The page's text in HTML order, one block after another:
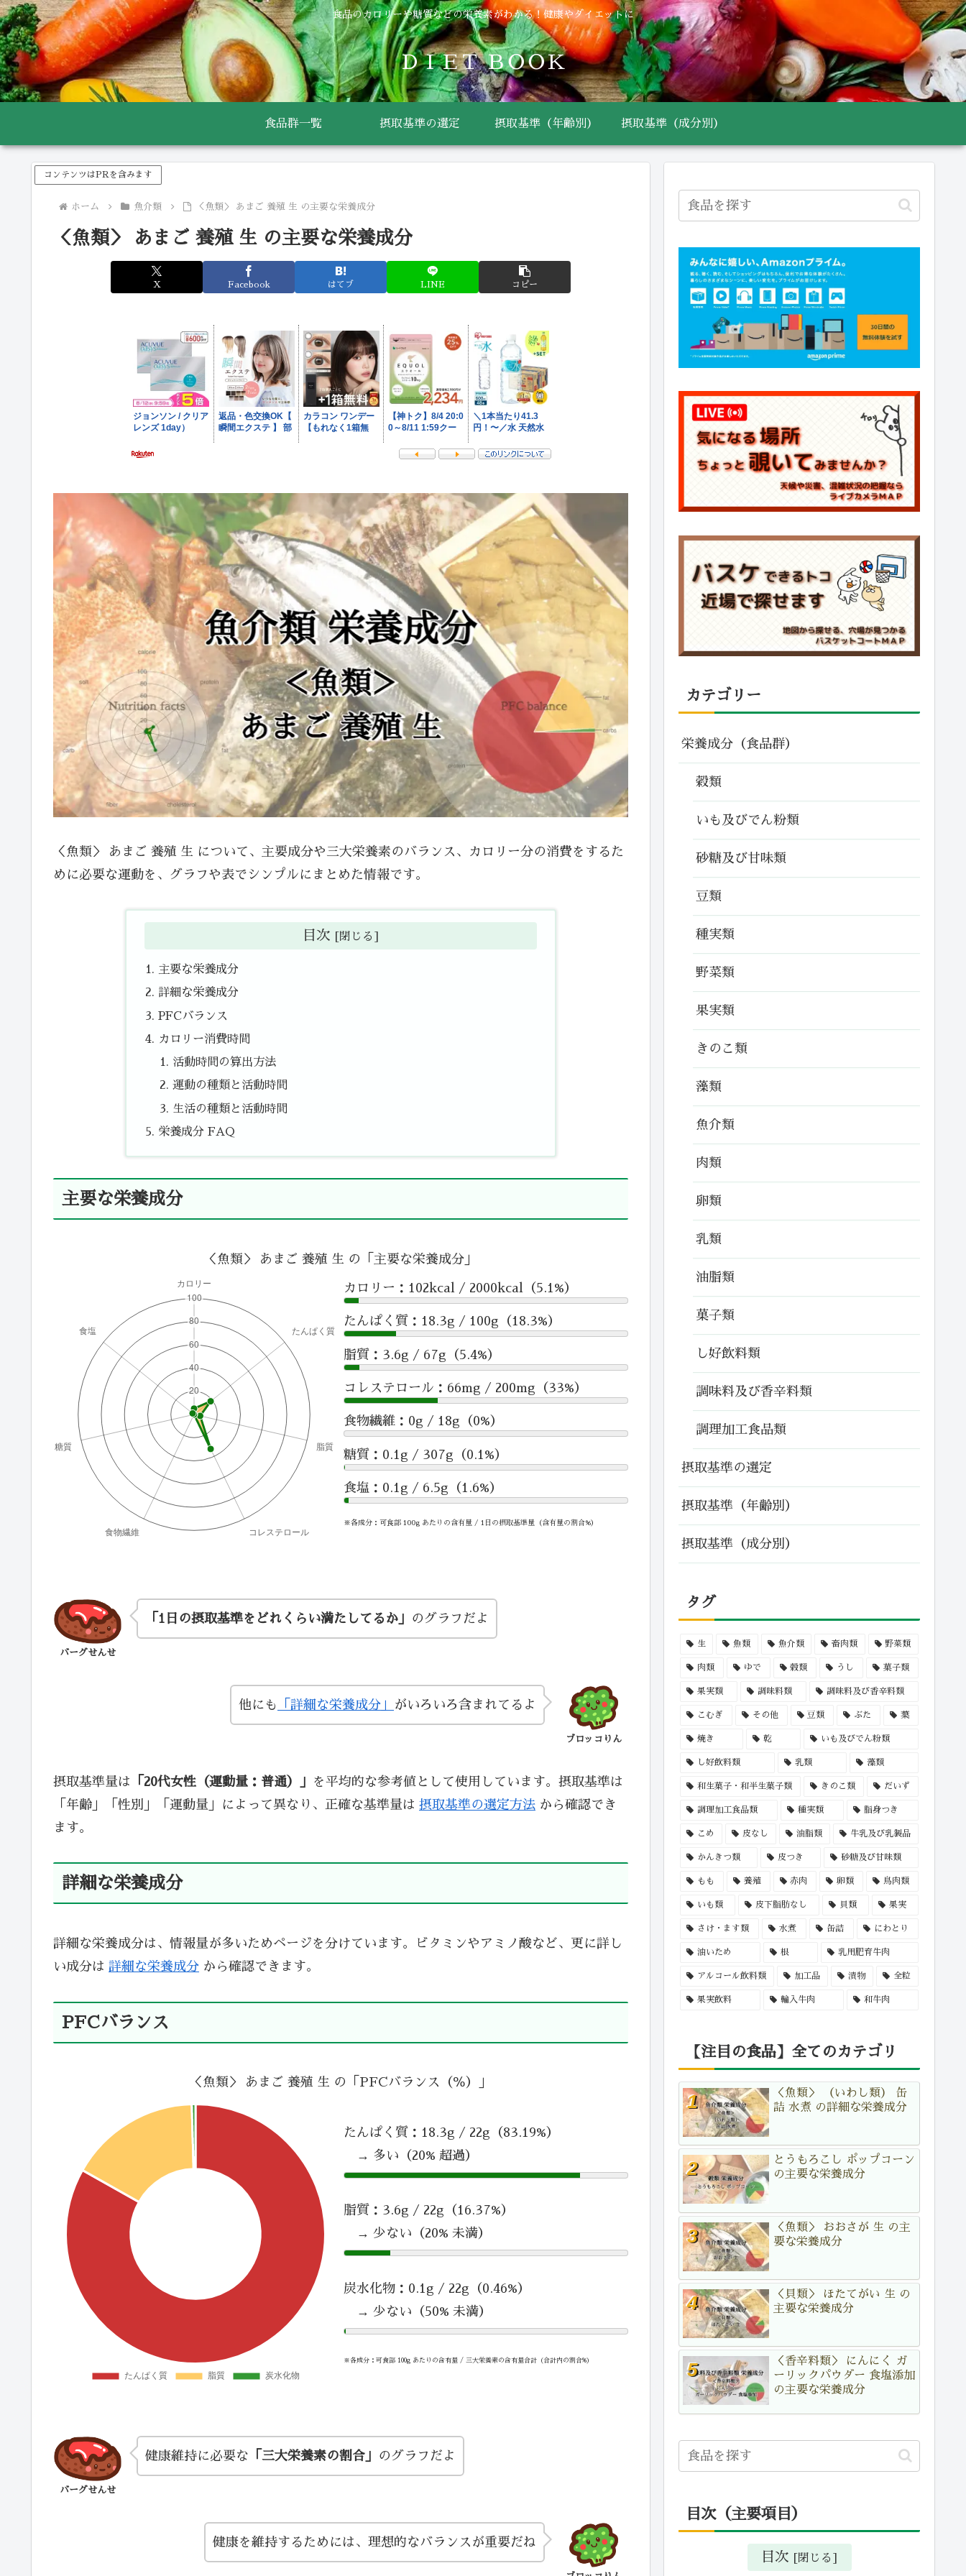
食品のカロリーや糖質などの栄養素がわかる！健康やダイエットに
ＤＩＥＴ ＢＯＯＫ
食品群一覧 摂取基準の選定 摂取基準（年齢別） 摂取基準（成分別）
コンテンツはPRを含みます
ホーム 魚介類 ＜魚類＞ あまご 養殖 生 の主要な栄養成分
＜魚類＞ あまご 養殖 生 の主要な栄養成分
X Facebook はてブ LINE コピー
＜魚類＞ あまご 養殖 生 について、主要成分や三大栄養素のバランス、カロリー分の消費をするた
めに必要な運動を、グラフや表でシンプルにまとめた情報です。
目次
主要な栄養成分
詳細な栄養成分
PFCバランス
カロリー消費時間
活動時間の算出方法
運動の種類と活動時間
生活の種類と活動時間
栄養成分 FAQ
主要な栄養成分
＜魚類＞ あまご 養殖 生 の「主要な栄養成分」
カロリー：102kcal / 2000kcal（5.1%）
たんぱく質：18.3g / 100g（18.3%）
脂質：3.6g / 67g（5.4%）
コレステロール：66mg / 200mg（33%）
食物繊維：0g / 18g（0%）
糖質：0.1g / 307g（0.1%）
食塩：0.1g / 6.5g（1.6%）
※各成分：可食部 100g あたりの含有量 / 1日の摂取基準量（含有量の割合%）
バーグせんせ
「1日の摂取基準をどれくらい満たしてるか」 のグラフだよ
ブロッコりん
他にも 「詳細な栄養成分」 がいろいろ含まれてるよ
摂取基準量は 「20代女性（運動量：普通）」
を平均的な参考値として使用しています。摂取基準は
「年齢」「性別」「運動量」によって異なり、正確な基準量は 摂取基準の選定方法 から確認でき
ます。
詳細な栄養成分
詳細な栄養成分は、情報量が多いためページを分けています。ビタミンやアミノ酸など、更に詳し
い成分は 詳細な栄養成分 から確認できます。
PFCバランス
＜魚類＞ あまご 養殖 生 の「PFCバランス（％）」
たんぱく質：18.3g / 22g（83.19%）
→ 多い（20% 超過）
脂質：3.6g / 22g（16.37%）
→ 少ない（20% 未満）
炭水化物：0.1g / 22g（0.46%）
→ 少ない（50% 未満）
※各成分：可食部 100g あたりの含有量 / 三大栄養素の含有量合計（合計内の割合%）
バーグせんせ
健康維持に必要な 「三大栄養素の割合」 のグラフだよ
健康を維持するためには、理想的なバランスが重要だね
カテゴリー
栄養成分（食品群）
穀類
いも及びでん粉類
砂糖及び甘味類
豆類
種実類
野菜類
果実類
きのこ類
藻類
魚介類
肉類
卵類
乳類
油脂類
菓子類
し好飲料類
調味料及び香辛料類
調理加工食品類
摂取基準の選定
摂取基準（年齢別）
摂取基準（成分別）
タグ
生 魚類 魚介類 畜肉類 野菜類
肉類 ゆで 穀類 うし 菓子類
果実類 調味料類 調味料及び香辛料類
こむぎ その他 豆類 ぶた 葉
焼き 乾 いも及びでん粉類
し好飲料類 乳類 藻類
和生菓子・和半生菓子類 きのこ類 だいず
調理加工食品類 種実類 脂身つき
こめ 皮なし 油脂類 牛乳及び乳製品
かんきつ類 皮つき 砂糖及び甘味類
もも 養殖 赤肉 卵類 鳥肉類
いも類 皮下脂肪なし 貝類 果実
さけ・ます類 水煮 缶詰 にわとり
油いため 根 乳用肥育牛肉
アルコール飲料類 加工品 漬物 全粒
果実飲料 輸入牛肉 和牛肉
【注目の食品】全てのカテゴリ
＜魚類＞ （いわし類） 缶
詰 水煮 の詳細な栄養成分
とうもろこし ポップコーン
の主要な栄養成分
＜魚類＞ おおさが 生 の主
要な栄養成分
＜貝類＞ ほたてがい 生 の
主要な栄養成分
＜香辛料類＞ にんにく ガ
ーリックパウダー 食塩添加
の主要な栄養成分
目次（主要項目）
目次